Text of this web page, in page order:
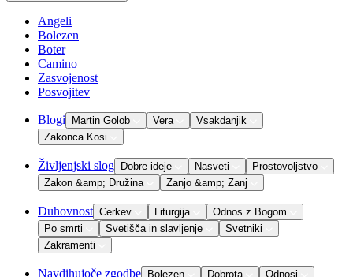
Angeli
Bolezen
Boter
Camino
Zasvojenost
Posvojitev
Blogi Martin Golob Vera
Vsakdanjik
Zakonca Kosi
Življenjski slog Dobre ideje Nasveti
Prostovoljstvo
Zakon &amp; Družina
Zanjo &amp; Zanj
Duhovnost Cerkev Liturgija
Odnos z Bogom
Po smrti
Svetišča in slavljenje
Svetniki
Zakramenti
Navdihujoče zgodbe Bolezen Dobrota
Odnosi